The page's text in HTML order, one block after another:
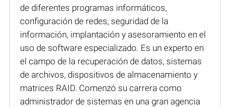
de diferentes programas informáticos,
configuración de redes, seguridad de la
información, implantación y asesoramiento en el
uso de software especializado. Es un experto en
el campo de la recuperación de datos, sistemas
de archivos, dispositivos de almacenamiento y
matrices RAID. Comenzó su carrera como
administrador de sistemas en una gran agencia